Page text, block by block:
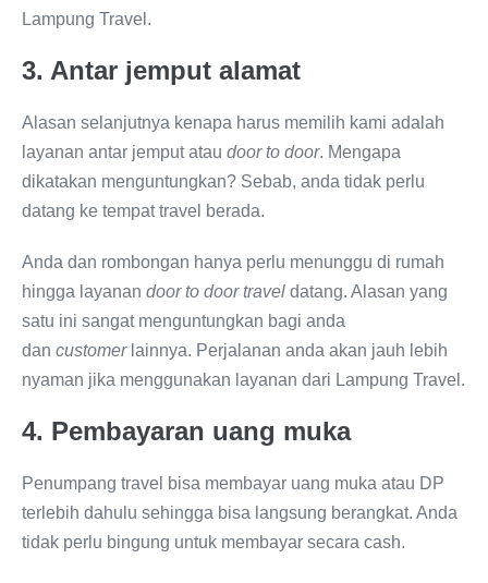
Lampung Travel.
3. Antar jemput alamat
Alasan selanjutnya kenapa harus memilih kami adalah
layanan antar jemput atau door to door. Mengapa
dikatakan menguntungkan? Sebab, anda tidak perlu
datang ke tempat travel berada.
Anda dan rombongan hanya perlu menunggu di rumah
hingga layanan door to door travel datang. Alasan yang
satu ini sangat menguntungkan bagi anda
dan customerlainnya. Perjalanan anda akan jauh lebih
nyaman jika menggunakan layanan dari Lampung Travel.
4. Pembayaran uang muka
Penumpang travel bisa membayar uang muka atau DP
terlebih dahulu sehingga bisa langsung berangkat. Anda
tidak perlu bingung untuk membayar secara cash.